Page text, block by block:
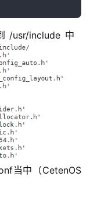
include中
当中（CetenOS